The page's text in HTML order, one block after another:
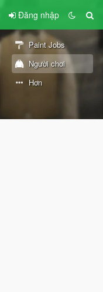
Đăng nhập
Paint Jobs
Người chơi
Hơn